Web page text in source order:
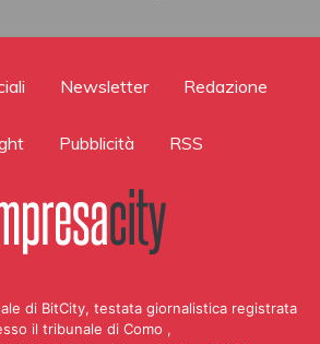
Newsletter Redazione
Pubblicità RSS
di BitCity, testata giornalistica registrata
il tribunale di Como ,